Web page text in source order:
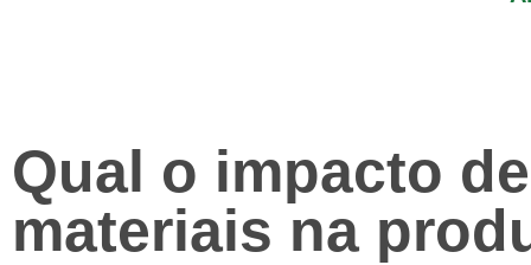
Qual o impacto
materiais na